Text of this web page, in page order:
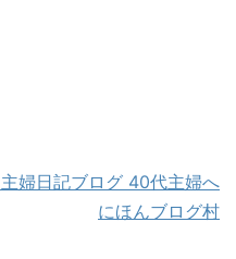
にほんブログ村